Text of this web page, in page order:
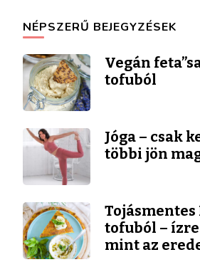
NÉPSZERŰ BEJEGYZÉSEK
Vegán
tofuból
Jóga – csak
többi jön
tofuból –
mint az